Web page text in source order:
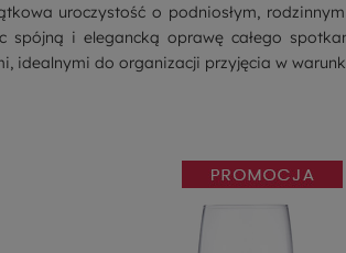
uroczystość o podniosłym,
spójną i elegancką oprawę całego
idealnymi do organizacji przyjęcia w